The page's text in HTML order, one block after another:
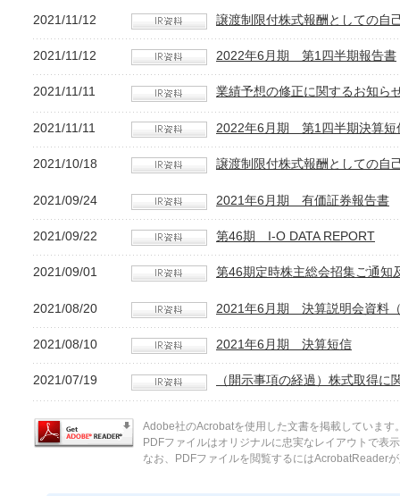
2021/11/12 譲渡制限付株式報酬としての自
2021/11/12 2022年6月期 第1四半期報告書
2021/11/11 業績予想の修正に関するお知ら
2021/11/11 2022年6月期 第1四半期決算短
2021/10/18 譲渡制限付株式報酬としての自
2021/09/24 2021年6月期 有価証券報告書
2021/09/22 第46期 I-O DATA REPORT
2021/09/01 第46期定時株主総会招集ご通知
2021/08/20 2021年6月期 決算説明会資料
2021/08/10 2021年6月期 決算短信
2021/07/19 （開示事項の経過）株式取得
Adobe社のAcrobatを使用した文書を掲載しています
PDFファイルはオリジナルに忠実なレイアウトで表
なお、PDFファイルを閲覧するにはAcrobatReader